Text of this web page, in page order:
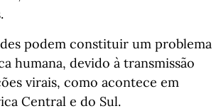
podem constituir um problema
humana, devido à transmissão
virais, como acontece em
Central e do Sul.